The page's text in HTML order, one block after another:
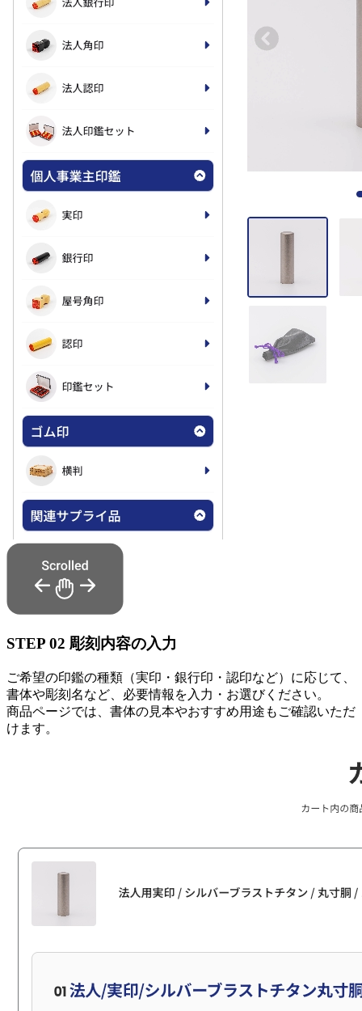
STEP 02 彫刻内容の入力
ご希望の印鑑の種類（実印・銀行印・認印など）に応じて、
書体や彫刻名など、必要情報を入力・お選びください。
商品ページでは、書体の見本やおすすめ用途もご確認いただ
けます。